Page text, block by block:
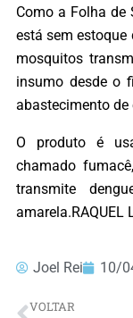
Como a Folha de
está sem
mosquitos
insumo desde o
abastecimento
O produto é
chamado
transmite
amarela.RAQUEL
Joel Rei 10/
VOLTAR